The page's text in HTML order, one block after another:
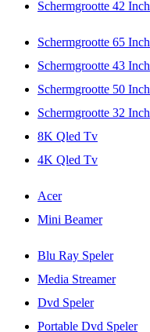
Schermgrootte 42 Inch
Schermgrootte 65 Inch
Schermgrootte 43 Inch
Schermgrootte 50 Inch
Schermgrootte 32 Inch
8K Qled Tv
4K Qled Tv
Acer
Mini Beamer
Blu Ray Speler
Media Streamer
Dvd Speler
Portable Dvd Speler